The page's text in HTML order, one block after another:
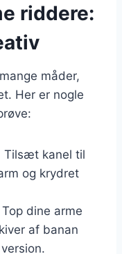
riddere:
måder,
Her er nogle
Tilsæt kanel til
og krydret
Top dine arme
af banan